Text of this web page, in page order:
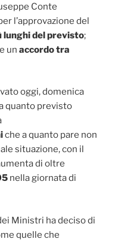
Conte
l’approvazione del
lunghi del previsto;
un accordo tra
oggi, domenica
quanto previsto
che a quanto pare non
situazione, con il
di oltre
nella giornata di
Ministri ha deciso di
quelle che